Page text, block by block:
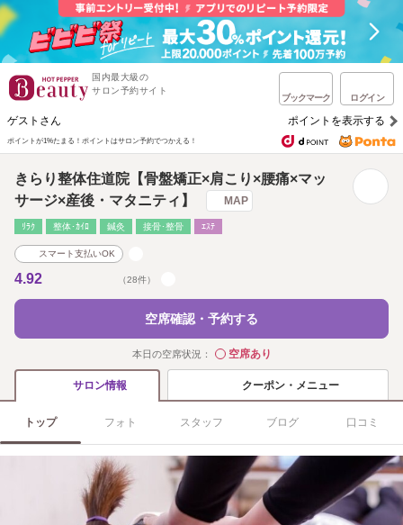
国内最大級の
サロン予約サイト
ブックマーク ログイン
ゲストさん ポイントを表示する
ポイントが1%たまる！ ポイントはサロン予約でつかえる！
きらり整体住道院【骨盤矯正×肩こり×腰痛×マッ
サージ×産後・マタニティ】
MAP
ﾘﾗｸ 整体･ｶｲﾛ 鍼灸 接骨･整骨 ｴｽﾃ
スマート支払いOK
4.92 （28件）
空席確認・予約する
本日の空席状況： ◯空席あり
サロン情報 クーポン・メニュー
トップ フォト スタッフ ブログ 口コミ